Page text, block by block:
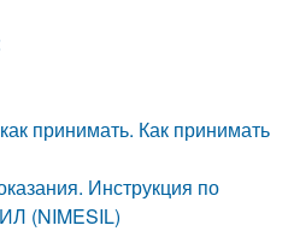
принимать. Как принимать
Инструкция по
(NIMESIL)